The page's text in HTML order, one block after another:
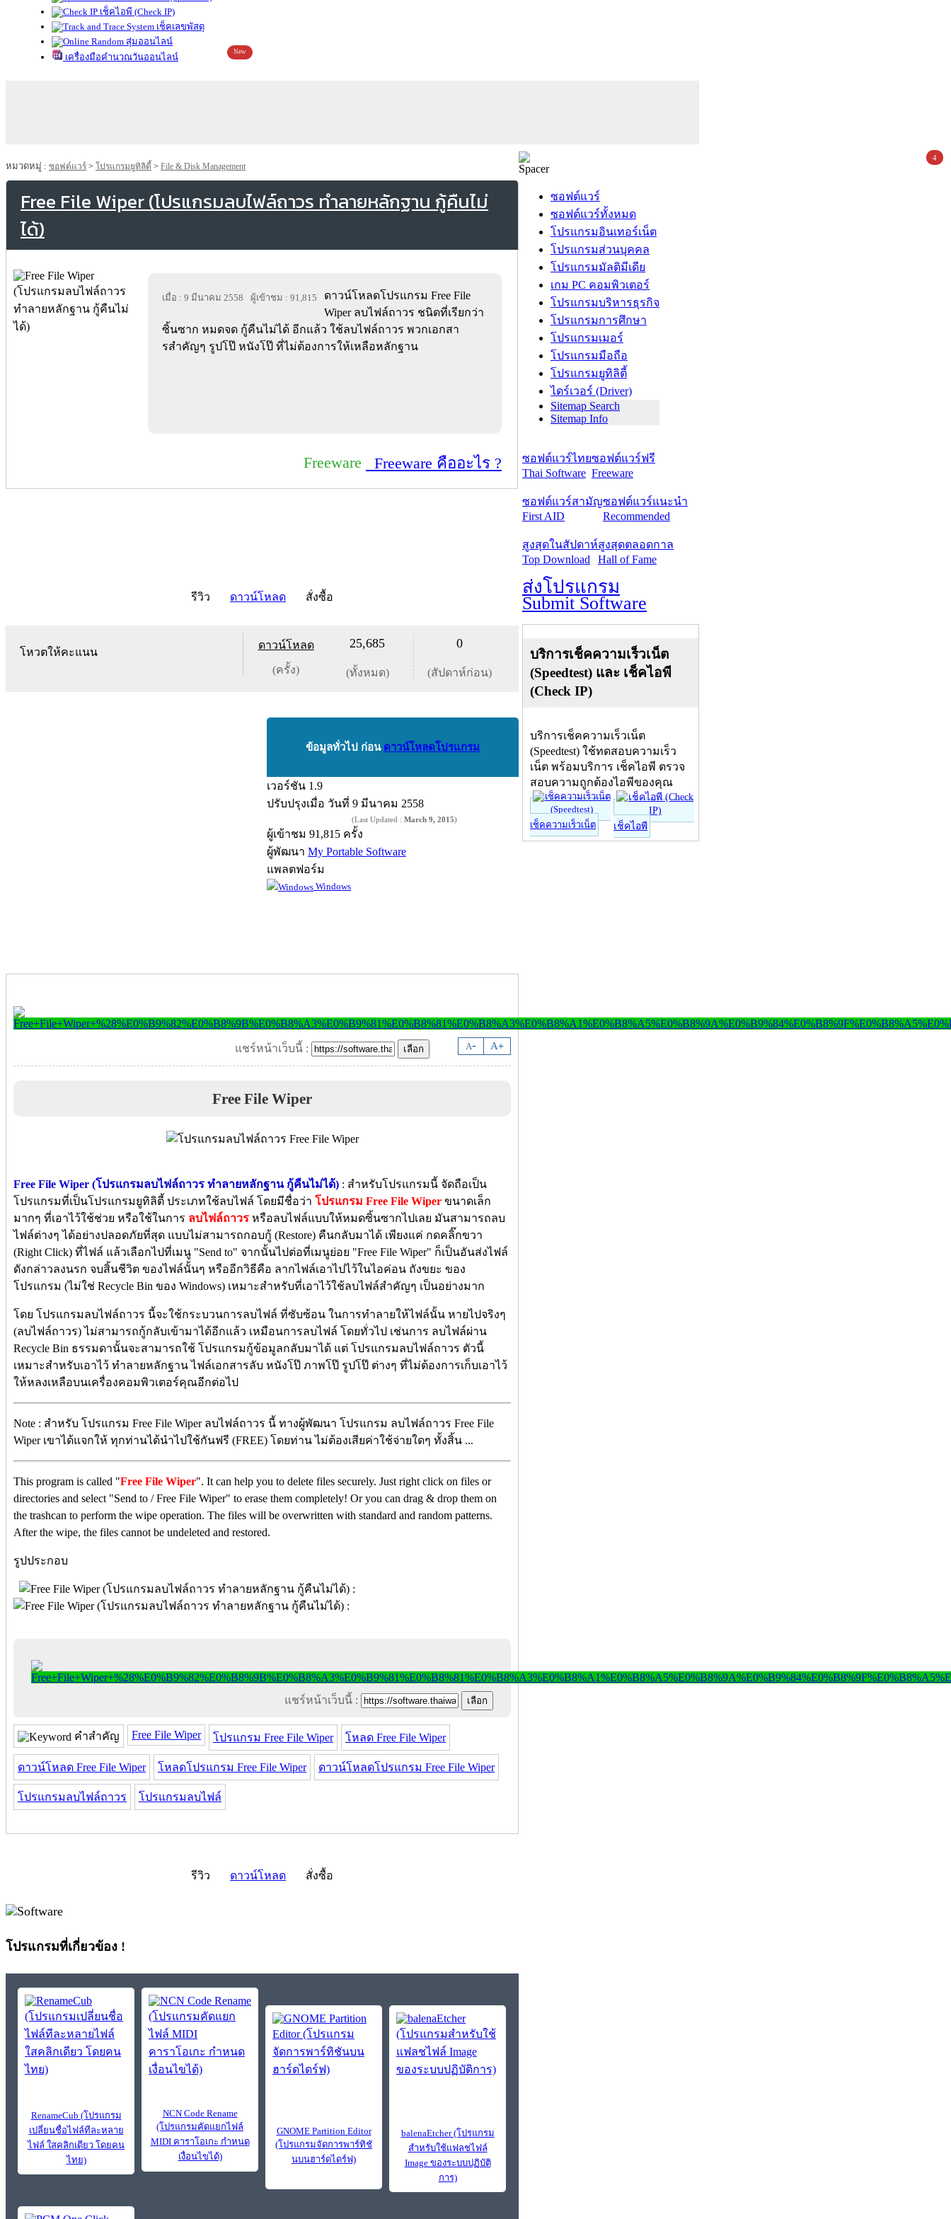
เช็คไอพี (Check IP)
เช็คเลขพัสดุ
สุ่มออนไลน์
เครื่องมือคำนวณวันออนไลน์
New
หมวดหมู่ : ซอฟต์แวร์ > โปรแกรมยูทิลิตี้ > File & Disk Management
Free File Wiper (โปรแกรมลบไฟล์ถาวร ทำลายหลักฐาน กู้คืนไม่
ได้)
เมื่อ : 9 มีนาคม 2558 ผู้เข้าชม : 91,815
ดาวน์โหลดโปรแกรม Free File
Wiper ลบไฟล์ถาวร ชนิดที่เรียกว่า
ซิ้นซาก หมดจด กู้คืนไม่ได้ อีกแล้ว ใช้ลบไฟล์ถาวร พวกเอกสา
รสำคัญๆ รูปโป๊ หนังโป๊ ที่ไม่ต้องการให้เหลือหลักฐาน
Freeware Freeware คืออะไร ?
รีวิว ดาวน์โหลด สั่งซื้อ
โหวตให้คะแนน
ดาวน์โหลด
(ครั้ง)
25,685
(ทั้งหมด)
0
(สัปดาห์ก่อน)
ข้อมูลทั่วไป ก่อน ดาวน์โหลดโปรแกรม
เวอร์ชัน 1.9
ปรับปรุงเมื่อ วันที่ 9 มีนาคม 2558
(Last Updated : March 9, 2015)
ผู้เข้าชม 91,815 ครั้ง
ผู้พัฒนา My Portable Software
แพลตฟอร์ม
Windows
A- A+
แชร์หน้าเว็บนี้ :
Free File Wiper
Free File Wiper (โปรแกรมลบไฟล์ถาวร ทำลายหลักฐาน กู้คืนไม่ได้) : สำหรับโปรแกรมนี้ จัดถือเป็น
โปรแกรมที่เป็นโปรแกรมยูทิลิตี้ ประเภทใช้ลบไฟล์ โดยมีชื่อว่า โปรแกรม Free File Wiper ขนาดเล็ก
มากๆ ที่เอาไว้ใช้ช่วย หรือใช้ในการ ลบไฟล์ถาวร หรือลบไฟล์แบบให้หมดซิ้นซากไปเลย มันสามารถลบ
ไฟล์ต่างๆ ได้อย่างปลอดภัยที่สุด แบบไม่สามารถกอบกู้ (Restore) คืนกลับมาได้ เพียงแค่ กดคลิ๊กขวา
(Right Click) ที่ไฟล์ แล้วเลือกไปที่เมนู "Send to" จากนั้นไปต่อที่เมนูย่อย "Free File Wiper" ก็เป็นอันส่งไฟล์
ดังกล่าวลงนรก จบสิ้นชีวิต ของไฟล์นั้นๆ หรืออีกวิธีคือ ลากไฟล์เอาไปไว้ในไอค่อน ถังขยะ ของ
โปรแกรม (ไม่ใช่ Recycle Bin ของ Windows) เหมาะสำหรับที่เอาไว้ใช้ลบไฟล์สำคัญๆ เป็นอย่างมาก
โดย โปรแกรมลบไฟล์ถาวร นี้จะใช้กระบวนการลบไฟล์ ที่ซับซ้อน ในการทำลายให้ไฟล์นั้น หายไปจริงๆ
(ลบไฟล์ถาวร) ไม่สามารถกู้กลับเข้ามาได้อีกแล้ว เหมือนการลบไฟล์ โดยทั่วไป เช่นการ ลบไฟล์ผ่าน
Recycle Bin ธรรมดานั้นจะสามารถใช้ โปรแกรมกู้ข้อมูลกลับมาได้ แต่ โปรแกรมลบไฟล์ถาวร ตัวนี้
เหมาะสำหรับเอาไว้ ทำลายหลักฐาน ไฟล์เอกสารลับ หนังโป๊ ภาพโป๊ รูปโป๊ ต่างๆ ที่ไม่ต้องการเก็บเอาไว้
ให้หลงเหลือบนเครื่องคอมพิวเตอร์คุณอีกต่อไป
Note : สำหรับ โปรแกรม Free File Wiper ลบไฟล์ถาวร นี้ ทางผู้พัฒนา โปรแกรม ลบไฟล์ถาวร Free File
Wiper เขาได้แจกให้ ทุกท่านได้นำไปใช้กันฟรี (FREE) โดยท่าน ไม่ต้องเสียค่าใช้จ่ายใดๆ ทั้งสิ้น ...
This program is called "Free File Wiper". It can help you to delete files securely. Just right click on files or
directories and select "Send to / Free File Wiper" to erase them completely! Or you can drag & drop them on
the trashcan to perform the wipe operation. The files will be overwritten with standard and random patterns.
After the wipe, the files cannot be undeleted and restored.
รูปประกอบ
แชร์หน้าเว็บนี้ :
คำสำคัญ Free File Wiper โปรแกรม Free File Wiper โหลด Free File Wiper
ดาวน์โหลด Free File Wiper โหลดโปรแกรม Free File Wiper ดาวน์โหลดโปรแกรม Free File Wiper
โปรแกรมลบไฟล์ถาวร โปรแกรมลบไฟล์
รีวิว ดาวน์โหลด สั่งซื้อ
โปรแกรมที่เกี่ยวข้อง !
RenameCub (โปรแกรม
เปลี่ยนชื่อไฟล์ทีละหลาย
ไฟล์ ใสคลิกเดียว โดยคน
ไทย)
NCN Code Rename
(โปรแกรมคัดแยกไฟล์
MIDI คาราโอเกะ กำหนด
เงื่อนไขได้)
GNOME Partition Editor
(โปรแกรมจัดการพาร์ทิชั
นบนฮาร์ดไดร์ฟ)
balenaEtcher (โปรแกรม
สำหรับใช้แฟลชไฟล์
Image ของระบบปฏิบัติ
การ)
ซอฟต์แวร์
ซอฟต์แวร์ทั้งหมด
โปรแกรมอินเทอร์เน็ต
โปรแกรมส่วนบุคคล
โปรแกรมมัลติมีเดีย
เกม PC คอมพิวเตอร์
โปรแกรมบริหารธุรกิจ
โปรแกรมการศึกษา
โปรแกรมเมอร์
โปรแกรมมือถือ
โปรแกรมยูทิลิตี้
ไดร์เวอร์ (Driver)
Sitemap Search
Sitemap Info
ซอฟต์แวร์ไทย
Thai Software
ซอฟต์แวร์ฟรี
Freeware
ซอฟต์แวร์สามัญ
First AID
ซอฟต์แวร์แนะนำ
Recommended
สูงสุดในสัปดาห์
Top Download
สูงสุดตลอดกาล
Hall of Fame
ส่งโปรแกรม
Submit Software
บริการเช็คความเร็วเน็ต
(Speedtest) และ เช็คไอพี
(Check IP)
บริการเช็คความเร็วเน็ต
(Speedtest) ใช้ทดสอบความเร็ว
เน็ต พร้อมบริการ เช็คไอพี ตรวจ
สอบความถูกต้องไอพีของคุณ
เช็คความเร็วเน็ต เช็คไอพี
4